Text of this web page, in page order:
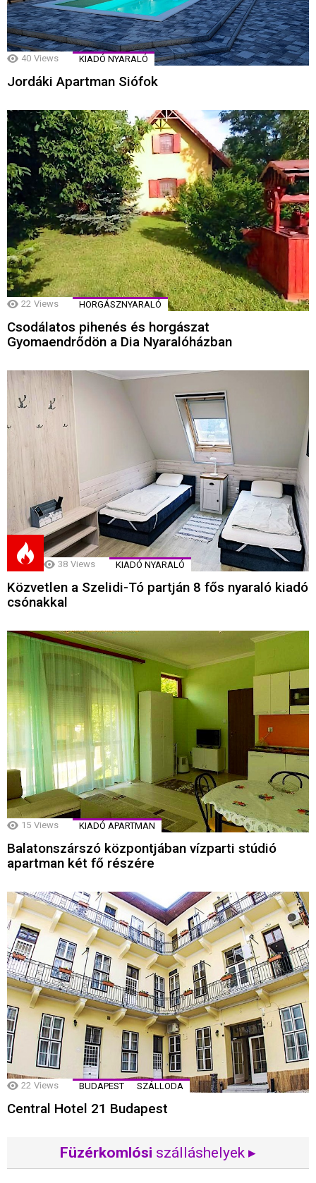
40 Views KIADÓ NYARALÓ
Jordáki Apartman Siófok
22 Views HORGÁSZNYARALÓ
Csodálatos pihenés és horgászat
Gyomaendrődön a Dia Nyaralóházban
38 Views KIADÓ NYARALÓ
Közvetlen a Szelidi-Tó partján 8 fős nyaraló kiadó
csónakkal
15 Views KIADÓ APARTMAN
Balatonszárszó központjában vízparti stúdió
apartman két fő részére
22 Views BUDAPEST SZÁLLODA
Central Hotel 21 Budapest
Füzérkomlósi szálláshelyek ▸